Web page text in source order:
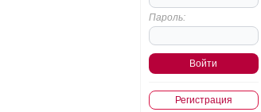
Пароль:
Регистрация